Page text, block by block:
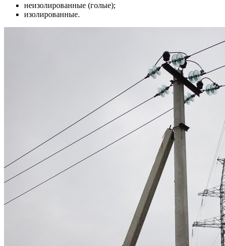
неизолированные (голые);
изолированные.